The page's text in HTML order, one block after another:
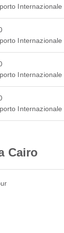
Internazionale
Internazionale
Internazionale
Internazionale
Cairo